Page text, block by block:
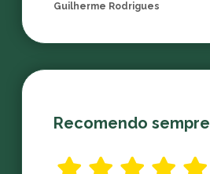
Guilherme Rodrigues
Recomendo sempre